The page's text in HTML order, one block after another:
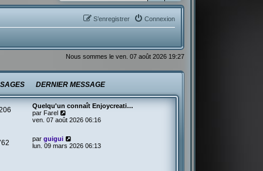
Connexion
S’enregistrer
Nous sommes le ven. 07 août 2026 19:27
DERNIER MESSAGE
Quelqu'un connaît Enjoycreati…
par Farel
o
l
e
ven. 07 août 2026 06:16
par guigui
o
lun. 09 mars 2026 06:13